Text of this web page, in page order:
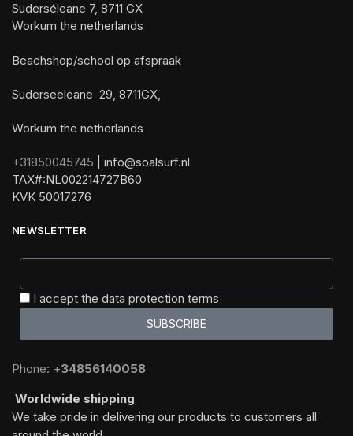
Suderséleane 7, 8711 GX
Workum the netherlands
Beachshop/school op afspraak
Suderseeleane 29, 8711GX,
Workum the netherlands
+31850045745 | info@soalsurf.nl
TAX#:NL002214727B60
KVK 50017276
NEWSLETTER
I accept the data protection terms
SUBSCRIBE
Phone: +34856140058
Worldwide shipping
We take pride in delivering our products to customers all